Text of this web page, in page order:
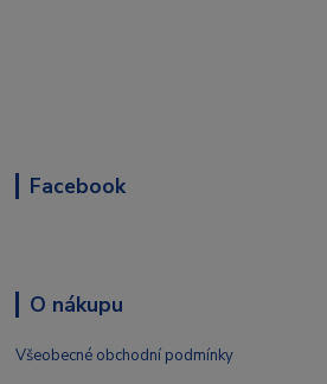
Facebook
O nákupu
Všeobecné obchodní podmínky